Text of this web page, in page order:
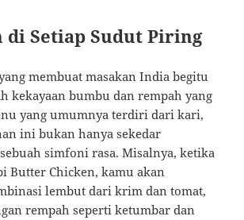
di Setiap Sudut Piring
membuat masakan India begitu
kekayaan bumbu dan rempah yang
yang umumnya terdiri dari kari,
ini bukan hanya sekedar
simfoni rasa. Misalnya, ketika
Butter Chicken, kamu akan
lembut dari krim dan tomat,
rempah seperti ketumbar dan